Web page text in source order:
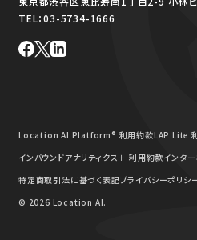
TEL：03-5734-1666
Location AI Platform® 利用約款LAP Lite
インバウンドアナリティクス＋ 利用約款インタ
特定商取引法に基づく表記プライバシーポリシ
© 2026 Location AI.